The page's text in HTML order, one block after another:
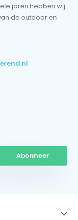
jaren hebben wij
de outdoor en
Abonneer